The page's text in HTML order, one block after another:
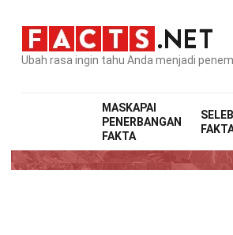
Ubah rasa ingin tahu Anda menjadi
MASKAPAI
PENERBANGAN
FAKTA